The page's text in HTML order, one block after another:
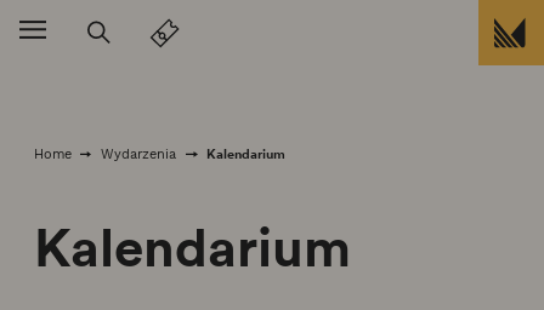
Home Wydarzenia Kalendarium
Kalendarium